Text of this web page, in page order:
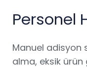
Personel
Manuel adisyon
alma, eksik